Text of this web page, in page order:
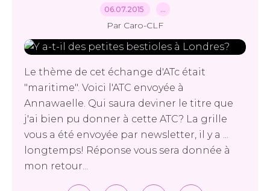
06.07.2015 …
Par Caro-CLF
Le thème de cet échange d'ATc était
"maritime". Voici l'ATC envoyée à
Annawaelle. Qui saura deviner le titre que
j'ai bien pu donner à cette ATC? La grille
vous a été envoyée par newsletter, il y a ...
longtemps! Réponse vous sera donnée à
mon retour...